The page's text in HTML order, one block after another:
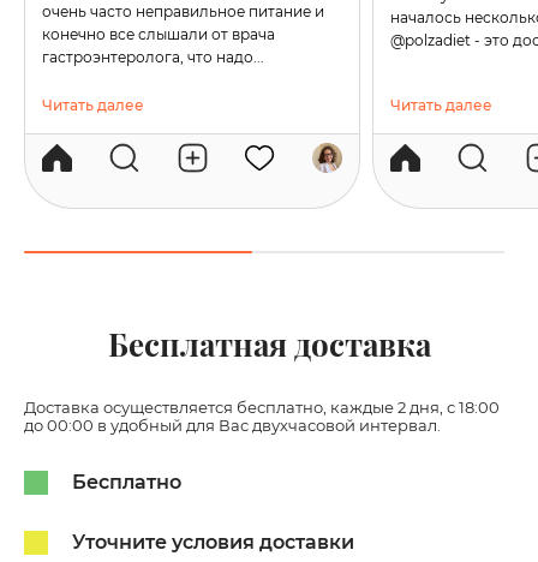
очень часто неправильное питание и
конечно все слышали от врача
гастроэнтеролога, что надо...
Читать далее
началось
@polzadiet - это
Читать далее
Бесплатная доставка
Доставка осуществляется бесплатно, каждые 2 дня, с 18:00
до 00:00 в удобный для Вас двухчасовой интервал.
Бесплатно
Уточните условия доставки